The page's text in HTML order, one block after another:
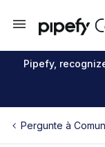
Pipefy,
Pergunte à